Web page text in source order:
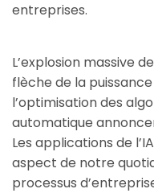
entreprises.
L’explosion massive
flèche de la
l’optimisation des
automatique
Les applications de
aspect de notre
processus